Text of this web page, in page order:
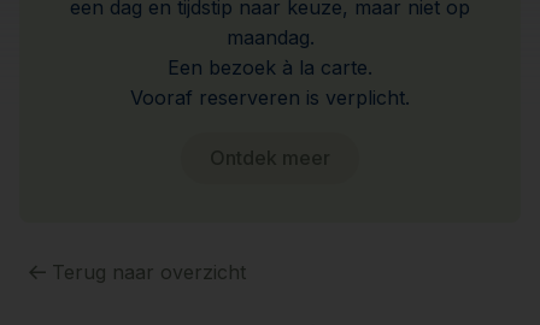
een dag en tijdstip naar keuze, maar niet op
maandag.
Een bezoek à la carte.
Vooraf reserveren is verplicht.
Terug naar overzicht